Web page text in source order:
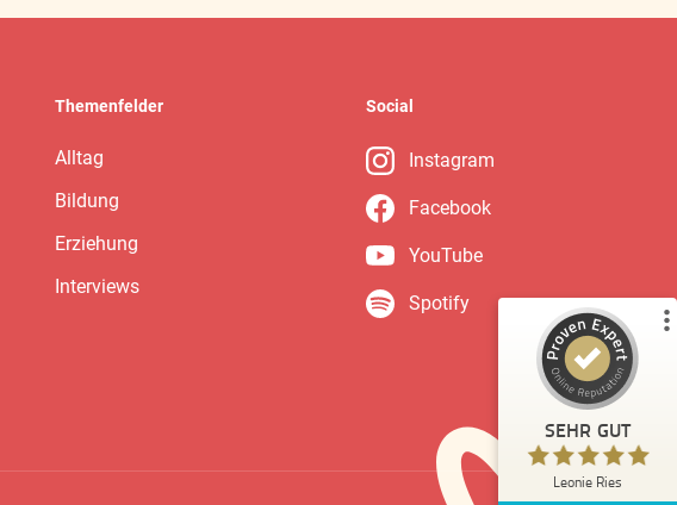
Themenfelder
Alltag
Bildung
Erziehung
Interviews
Social
Instagram
Facebook
YouTube
Spotify
SEHR GUT
Leonie Ries
SEHR GUT
Bewertungen auf ProvenExpert.com
Blick aufs ProvenExpert-Profil werfen
Anonym
Meine Zusammenarbeit mit Leonie fand im